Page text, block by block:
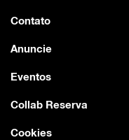
Contato
Anuncie
Eventos
Collab Reserva
Cookies